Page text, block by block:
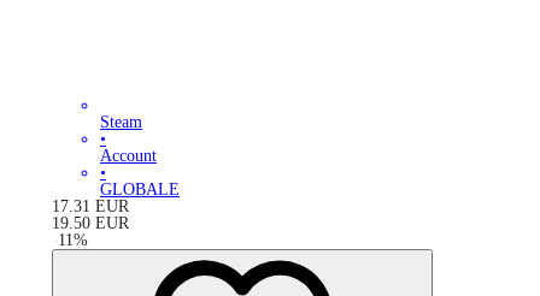
Steam
•
Account
•
GLOBALE
17.31 EUR
19.50 EUR
-11%